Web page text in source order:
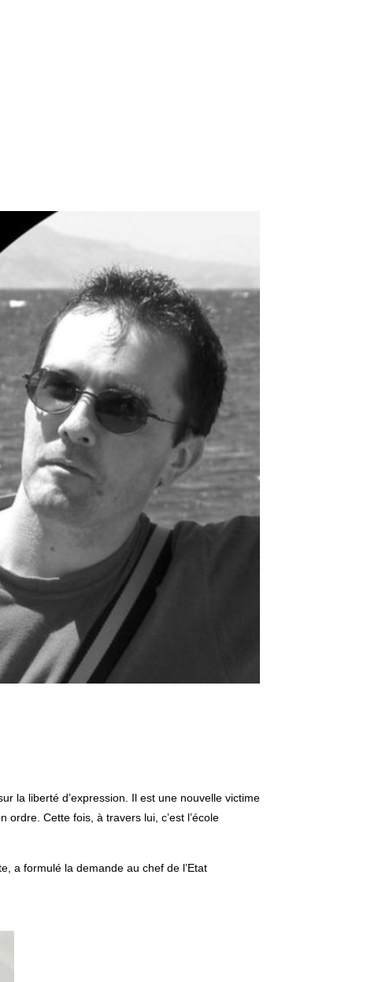
la liberté d’expression. Il est une nouvelle victime
Cette fois, à travers lui, c’est l’école
a formulé la demande au chef de l’Etat